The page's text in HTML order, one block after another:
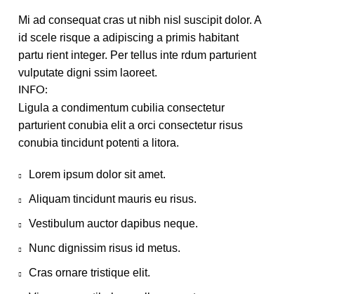
Mi ad consequat cras ut nibh nisl suscipit dolor. A
id scele risque a adipiscing a primis habitant
partu rient integer. Per tellus inte rdum parturient
vulputate digni ssim laoreet.
INFO:
Ligula a condimentum cubilia consectetur
parturient conubia elit a orci consectetur risus
conubia tincidunt potenti a litora.
Lorem ipsum dolor sit amet.
Aliquam tincidunt mauris eu risus.
Vestibulum auctor dapibus neque.
Nunc dignissim risus id metus.
Cras ornare tristique elit.